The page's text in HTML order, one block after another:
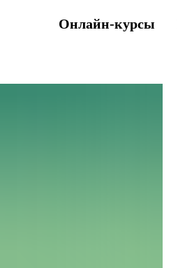
Онлайн-курсы